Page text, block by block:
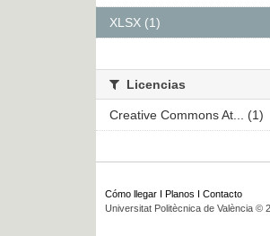
XLSX (1)
Licencias
Creative Commons At... (1)
Cómo llegar Planos
Contacto
Universitat Politècnica de València ©